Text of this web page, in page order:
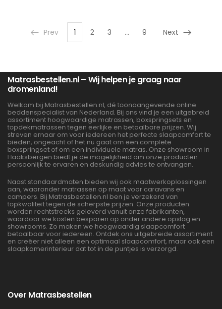
Prev 1 2 3 … 9 Next
Matrasbestellen.nl – Wij helpen je graag naar
dromenland!
Welkom bij Matrasbestellen.nl, dé toonaangevende online
beddenspecialist van Nederland. Bij ons vind je een uitgebreid
assortiment hoogwaardige matrassen, boxspringsets en
topdekmatrassen tegen eerlijke en betaalbare prijzen. Wij
streven ernaar om voor iedereen het perfecte slaapcomfort te
bieden, ongeacht of het nu gaat om een complete
boxspringset of om een individuele matras. Onze showroom in
Haaksbergen biedt je de mogelijkheid om onze producten
persoonlijk te ervaren en deskundig advies te ontvangen.
Naast standaardmaten bieden wij ook maatwerkoplossingen
aan, waaronder matrassen op maat voor caravans en
campers. Bij Matrasbestellen.nl ben je verzekerd van
topkwaliteit tegen de scherpste prijzen. Onze producten
worden rechtstreeks geleverd vanuit onze fabrikanten,
waardoor we kosten besparen op onder andere opslag en
showrooms. Zo maken we hoogwaardig slaapcomfort
betaalbaar voor iedereen. Ontdek ons uitgebreide assortiment
en creëer niet alleen een optimaal slaapcomfort, maar ook een
slaapkamerinterieur dat tot in de puntjes is verzorgd.
Over Matrasbestellen